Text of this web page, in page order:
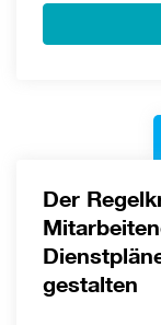
Der
gestalten